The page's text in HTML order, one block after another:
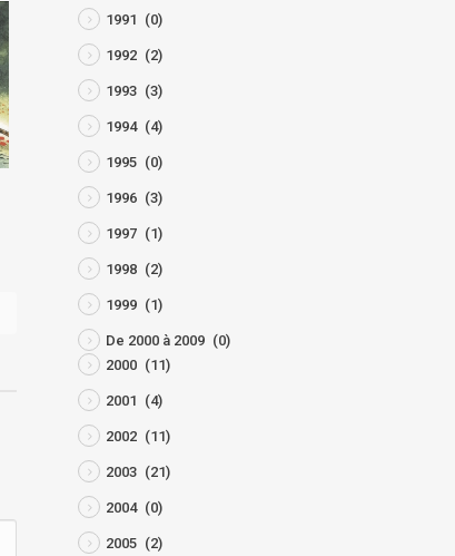
La Bête 2 : La Bestia 2
juin 22, 2025
1991 (0)
1992 (2)
1993 (3)
1994 (4)
1995 (0)
1996 (3)
1997 (1)
1998 (2)
1999 (1)
De 2000 à 2009 (0)
2000 (11)
2001 (4)
2002 (11)
2003 (21)
2004 (0)
2005 (2)